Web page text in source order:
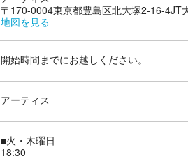
〒170-0004東京都豊島区北大塚2-16-4JT
地図を見る
開始時間までにお越しください。
アーティス
■火・木曜日
18:30